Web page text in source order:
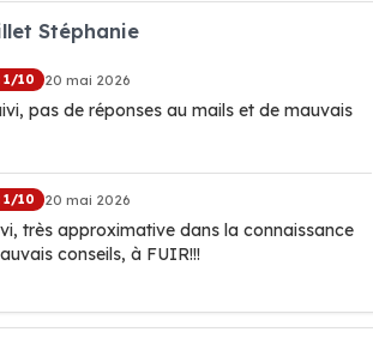
Stéphanie
1/10 20 mai 2026
pas de réponses au mails et de mauvais
1/10 20 mai 2026
très approximative dans la connaissance
conseils, à FUIR!!!